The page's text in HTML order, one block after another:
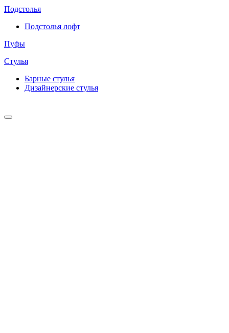
Подстолья
Подстолья лофт
Пуфы
Стулья
Барные cтулья
Дизайнерские cтулья